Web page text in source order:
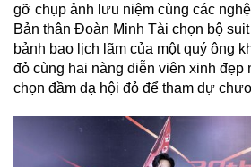
gỡ chụp ảnh lưu niệm cùng các
Bản thân Đoàn Minh Tài chọn bộ
bảnh bao lịch lãm của một quý ông
đỏ cùng hai nàng diễn viên xinh đẹp
chọn đầm dạ hội đỏ để tham dự